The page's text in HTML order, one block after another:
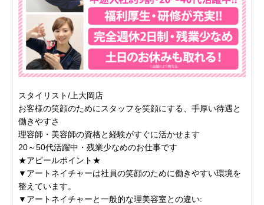
スタイリスト/上大岡店
お客様の笑顔のためにスタッフを笑顔にする、手厚い待遇と
働きやすさ
理容師・美容師の資格と経験がすぐに活かせます
20～50代活躍中・残業少なめのお仕事です
★アピールポイント★
▼アートネイチャーは社員の笑顔のために働きやすい環境を
整えています。
▼アートネイチャーと一般的な理美容室との違い: